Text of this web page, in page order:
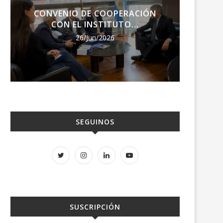
CONVENIO DE COOPERACIÓN
CON EL INSTITUTO...
26/Jun/2026
SEGUINOS
SUSCRIPCIÓN